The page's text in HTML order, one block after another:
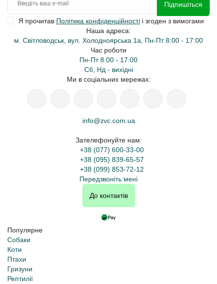
Підпишіться
Я прочитав Політика конфіденційностіі згоден з вимогами
Наша адреса:
м. Світловодськ, вул. Холодноярська 1а, Пн-Пт 8:00 - 17:00
Час роботи
Пн-Пт 8:00 - 17:00
Сб, Нд - вихідні
Ми в соціальних мережах:
info@zvc.com.ua
Зателефонуйте нам:
+38 (077) 600-33-00
+38 (095) 839-65-57
+38 (099) 853-72-12
Передзвоніть мені
До контактів
Популярне
Собаки
Коти
Птахи
Гризуни
Рептилії